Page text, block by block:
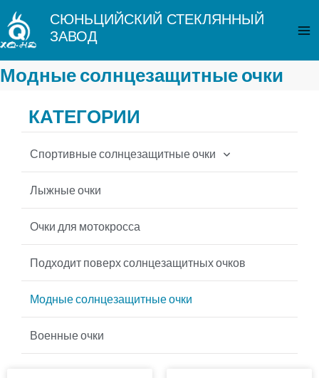
Перейти
содержимому
СЮНЬЦИЙСКИЙ СТЕКЛЯННЫЙ
ЗАВОД
Модные солнцезащитные очки
КАТЕГОРИИ
Спортивные солнцезащитные очки
Велосипедные солнцезащитные очки
Солнцезащитные очки для рыбалки
Бейсбольные солнцезащитные очки
Лыжные очки
Очки для мотокросса
Подходит поверх солнцезащитных очков
Модные солнцезащитные очки
Военные очки